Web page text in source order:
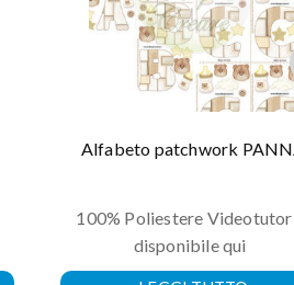
Alfabeto patchwork
100% Poliestere
disponibile qui